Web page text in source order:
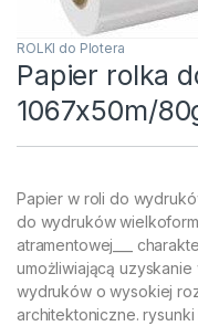
ROLKI do Plotera
Papier rolka
1067x50m/
Papier w roli do
do wydruków
atramentowej___
umożliwiającą
wydruków o wysokiej
architektoniczne. rysunki